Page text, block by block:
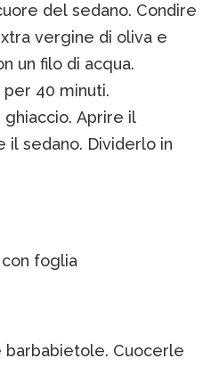
del sedano. Condire
vergine di oliva e
un filo di acqua.
per 40 minuti.
Aprire il
il sedano. Dividerlo in
foglia
Cuocerle